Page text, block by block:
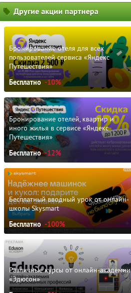
Другие акции партнера
Бронирование отеля для всех
пользователей сервиса «Яндекс
Путешествия»
Бесплатно -10%
Бронирование отелей, квартир и
иного жилья в сервисе «Яндекс
Путешествия»
Бесплатно -12%
Бесплатный вводный урок от онлайн-
школы Skysmart
Бесплатно -100%
Различные курсы от онлайн-академии
«Эдюсон»